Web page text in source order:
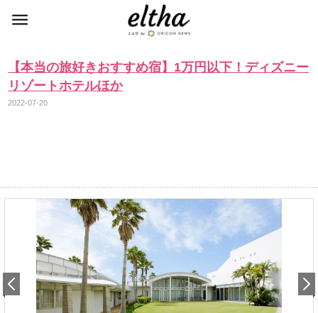
【本当の旅好きおすすめ宿】1万円以下！ディズニー
リゾートホテルほか
2022-07-20